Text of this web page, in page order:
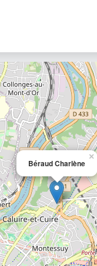
Béraud Charlène
×